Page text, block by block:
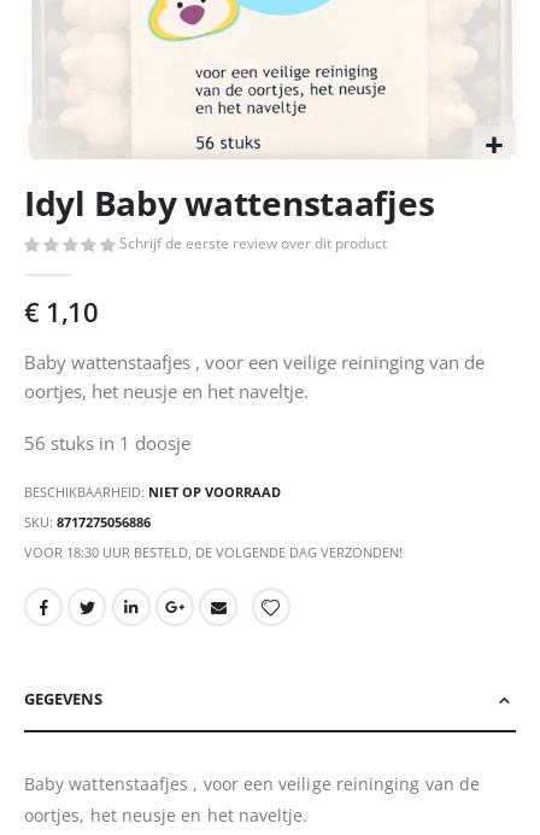
naar
het
begin
van
afbeeldingen-
Idyl Baby wattenstaafjes
Schrijf de eerste review over dit product
€ 1,10
Baby wattenstaafjes , voor een veilige reininging van de
oortjes, het neusje en het naveltje.
56 stuks in 1 doosje
BESCHIKBAARHEID: NIET OP VOORRAAD
SKU 8717275056886
VOOR 18:30 UUR BESTELD, DE VOLGENDE DAG VERZONDEN!
GEGEVENS
Baby wattenstaafjes , voor een veilige reininging van de
oortjes, het neusje en het naveltje.